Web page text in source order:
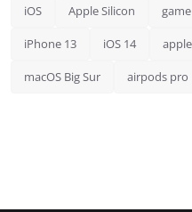
iOS Apple Silicon
iPhone 13 iOS 14
macOS Big Sur airpods pro